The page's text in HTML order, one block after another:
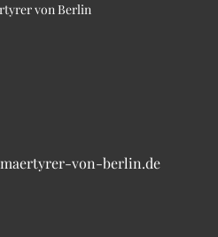
von Berlin
von-berlin.de